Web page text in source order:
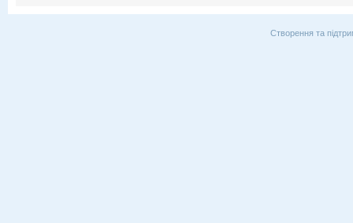
Створення та